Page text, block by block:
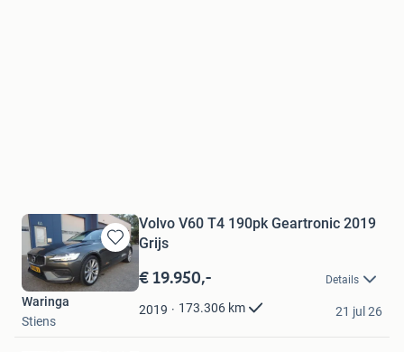
Bewaren
in
Mijn
Favorieten
Volvo V60 T4 190pk Geartronic 2019
Grijs
€ 19.950,- Details
2019 173.306 km
Waringa
Stiens
21 jul 26